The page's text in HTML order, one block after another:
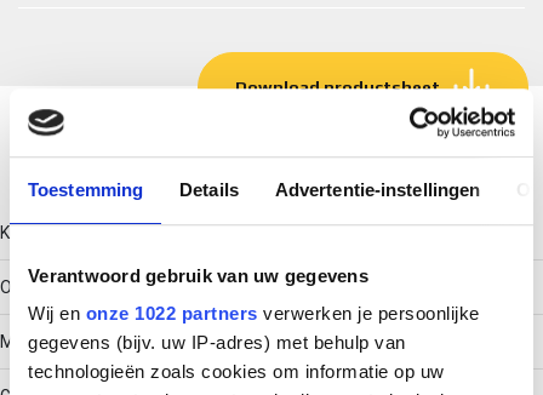
Toestemming Details Advertentie-instellingen
Verantwoord gebruik van uw gegevens
Wij en onze 1022 partners verwerken je persoonlijke
gegevens (bijv. uw IP-adres) met behulp van
technologieën zoals cookies om informatie op uw
Download productsheet
Kleur
Overig
Model